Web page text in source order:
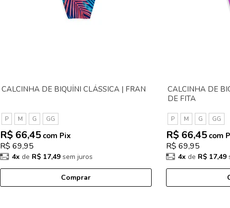
CALCINHA DE BIQUÍNI CLÁSSICA | FRAN
P M G GG
R$ 69,95
R$ 66,45 com Pix
4x de R$ 17,49 sem juros
Comprar
CALCINHA DE
DE FITA
P M G GG
R$ 69,95
R$ 66,45 com
4x de R$ 17,49